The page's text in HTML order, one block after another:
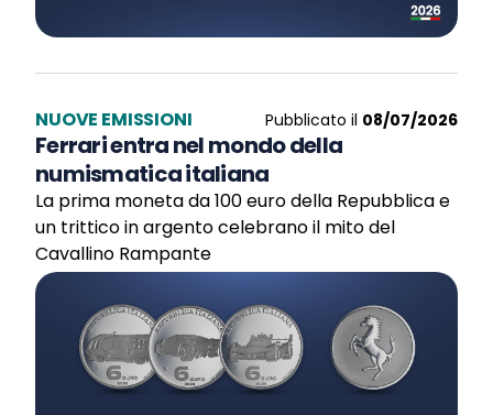
NUOVE EMISSIONI Pubblicato il 08/07/2026
Ferrari entra nel mondo della
numismatica italiana
La prima moneta da 100 euro della Repubblica e
un trittico in argento celebrano il mito del
Cavallino Rampante